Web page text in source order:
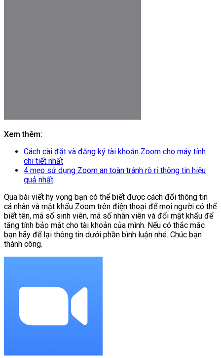
Xem thêm:
Cách cài đặt và đăng ký tài khoản Zoom cho máy tính
chi tiết nhất
4 mẹo sử dụng Zoom an toàn tránh rò rỉ thông tin hiệu
quả nhất
Qua bài viết hy vọng bạn có thể biết được cách đổi thông tin
cá nhân và mật khẩu Zoom trên điện thoại để mọi người có thể
biết tên, mã số sinh viên, mã số nhân viên và đổi mật khẩu để
tăng tính bảo mật cho tài khoản của mình. Nếu có thắc mắc
bạn hãy để lại thông tin dưới phần bình luận nhé. Chúc bạn
thành công.